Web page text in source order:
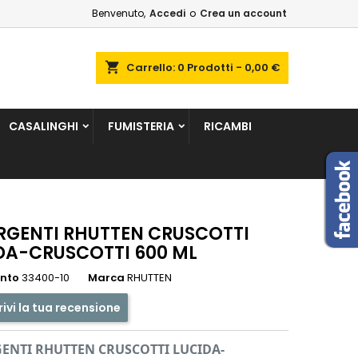
Benvenuto, Accedi o Crea un account
shopping_cart Carrello: 0 Prodotti - 0,00 €
CASALINGHI FUMISTERIA RICAMBI
RHUTTEN CRUSCOTTI
CRUSCOTTI 600 ML
33400-10 Marca RHUTTEN
la tua recensione
RHUTTEN CRUSCOTTI LUCIDA-